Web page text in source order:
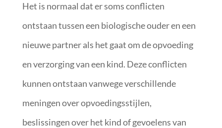
Het is normaal dat er soms conflicten
ontstaan tussen een biologische ouder en een
nieuwe partner als het gaat om de opvoeding
en verzorging van een kind. Deze conflicten
kunnen ontstaan vanwege verschillende
meningen over opvoedingsstijlen,
beslissingen over het kind of gevoelens van